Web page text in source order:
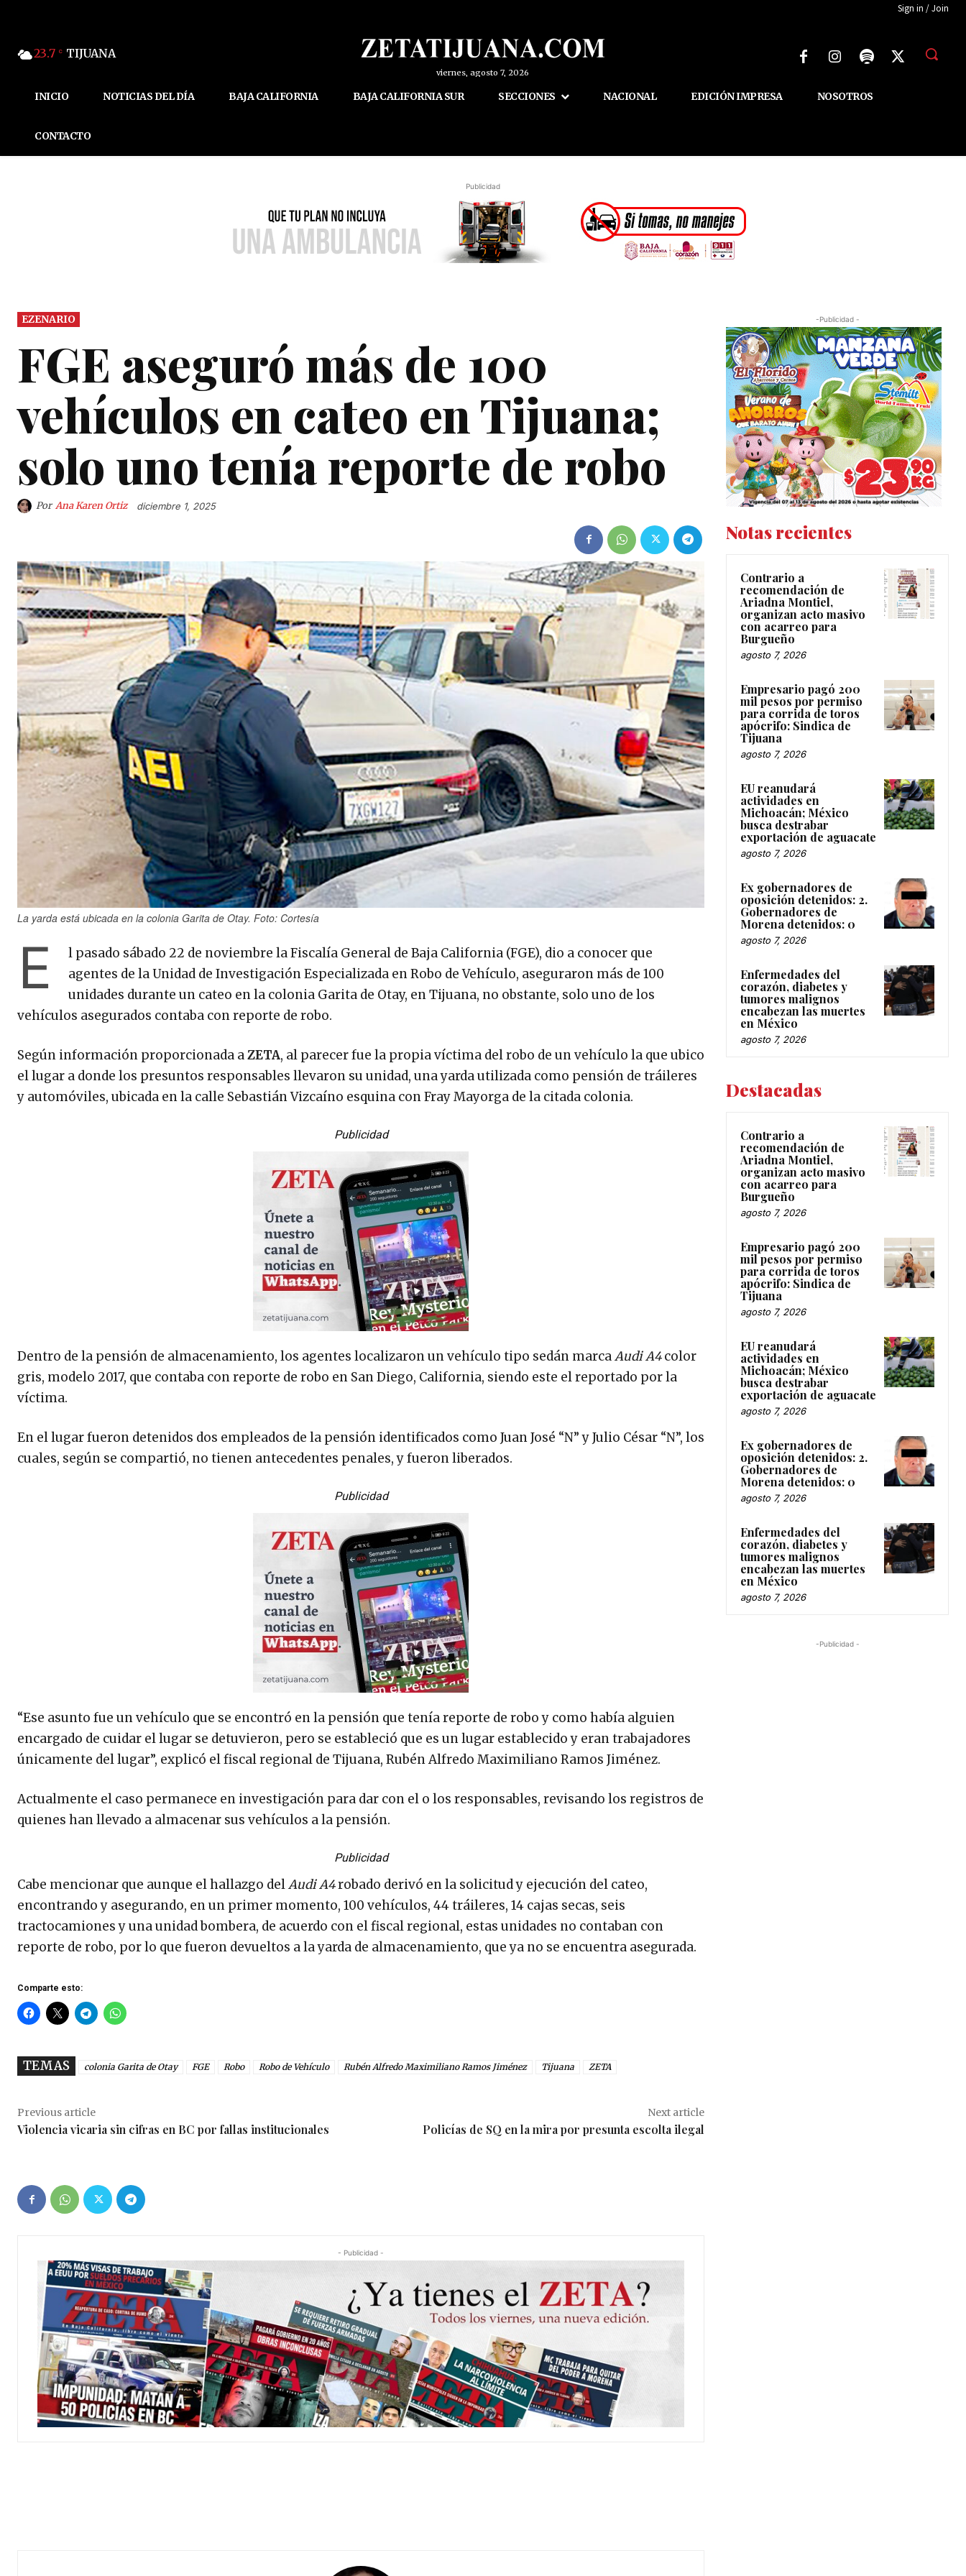
Sign in / Join
23.7 C TIJUANA
viernes, agosto 7, 2026
INICIO NOTICIAS DEL DÍA BAJA CALIFORNIA BAJA CALIFORNIA SUR SECCIONES NACIONAL EDICIÓN IMPRESA NOSOTROS
CONTACTO
Publicidad
EZENARIO
FGE aseguró más de 100
vehículos en cateo en Tijuana;
solo uno tenía reporte de robo
Por Ana Karen Ortiz diciembre 1, 2025
La yarda está ubicada en la colonia Garita de Otay. Foto: Cortesía
E
l pasado sábado 22 de noviembre la Fiscalía General de Baja California (FGE), dio a conocer que
agentes de la Unidad de Investigación Especializada en Robo de Vehículo, aseguraron más de 100
unidades durante un cateo en la colonia Garita de Otay, en Tijuana, no obstante, solo uno de los
vehículos asegurados contaba con reporte de robo.
Según información proporcionada aZETA, al parecer fue la propia víctima del robo de un vehículo la que ubico
el lugar a donde los presuntos responsables llevaron su unidad, una yarda utilizada como pensión de tráileres
y automóviles, ubicada en la calle Sebastián Vizcaíno esquina con Fray Mayorga de la citada colonia.
Publicidad
Dentro de la pensión de almacenamiento, los agentes localizaron un vehículo tipo sedán marcaAudi A4color
gris, modelo 2017, que contaba con reporte de robo en San Diego, California, siendo este el reportado por la
víctima.
En el lugar fueron detenidos dos empleados de la pensión identificados como Juan José “N” y Julio César “N”, los
cuales, según se compartió, no tienen antecedentes penales, y fueron liberados.
Publicidad
“Ese asunto fue un vehículo que se encontró en la pensión que tenía reporte de robo y como había alguien
encargado de cuidar el lugar se detuvieron, pero se estableció que es un lugar establecido y eran trabajadores
únicamente del lugar”, explicó el fiscal regional de Tijuana, Rubén Alfredo Maximiliano Ramos Jiménez.
Actualmente el caso permanece en investigación para dar con el o los responsables, revisando los registros de
quienes han llevado a almacenar sus vehículos a la pensión.
Publicidad
Cabe mencionar que aunque el hallazgo delAudi A4robado derivó en la solicitud y ejecución del cateo,
encontrando y asegurando, en un primer momento, 100 vehículos, 44 tráileres, 14 cajas secas, seis
tractocamiones y una unidad bombera, de acuerdo con el fiscal regional, estas unidades no contaban con
reporte de robo, por lo que fueron devueltos a la yarda de almacenamiento, que ya no se encuentra asegurada.
Comparte esto:
TEMAS colonia Garita de Otay FGE Robo Robo de Vehículo Rubén Alfredo Maximiliano Ramos Jiménez Tijuana ZETA
Previous article
Violencia vicaria sin cifras en BC por fallas institucionales
Next article
Policías de SQ en la mira por presunta escolta ilegal
- Publicidad -
-Publicidad -
Notas recientes
Contrario a
recomendación de
Ariadna Montiel,
organizan acto masivo
con acarreo para
Burgueño
agosto 7, 2026
Empresario pagó 200
mil pesos por permiso
para corrida de toros
apócrifo: Sindica de
Tijuana
agosto 7, 2026
EU reanudará
actividades en
Michoacán; México
busca destrabar
exportación de aguacate
agosto 7, 2026
Ex gobernadores de
oposición detenidos: 2.
Gobernadores de
Morena detenidos: 0
agosto 7, 2026
Enfermedades del
corazón, diabetes y
tumores malignos
encabezan las muertes
en México
agosto 7, 2026
Destacadas
Contrario a
recomendación de
Ariadna Montiel,
organizan acto masivo
con acarreo para
Burgueño
agosto 7, 2026
Empresario pagó 200
mil pesos por permiso
para corrida de toros
apócrifo: Sindica de
Tijuana
agosto 7, 2026
EU reanudará
actividades en
Michoacán; México
busca destrabar
exportación de aguacate
agosto 7, 2026
Ex gobernadores de
oposición detenidos: 2.
Gobernadores de
Morena detenidos: 0
agosto 7, 2026
Enfermedades del
corazón, diabetes y
tumores malignos
encabezan las muertes
en México
agosto 7, 2026
-Publicidad -